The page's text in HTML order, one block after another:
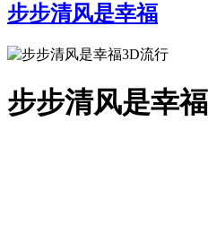
步步清风是幸福
步步清风是幸